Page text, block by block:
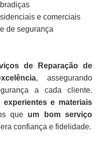
e comerciais
de segurança
de Reparação de
, assegurando
a cada cliente.
experientes e materiais
que um bom serviço
confiança e fidelidade.